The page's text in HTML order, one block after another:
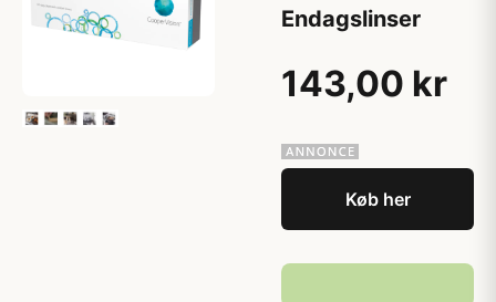
Endagslinser
143,00 kr
Køb her